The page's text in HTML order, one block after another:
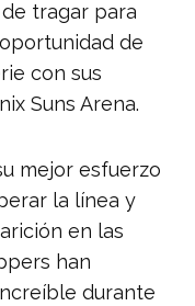
tragar para
de
con sus
Suns Arena.
mejor esfuerzo
la línea y
en las
han
durante